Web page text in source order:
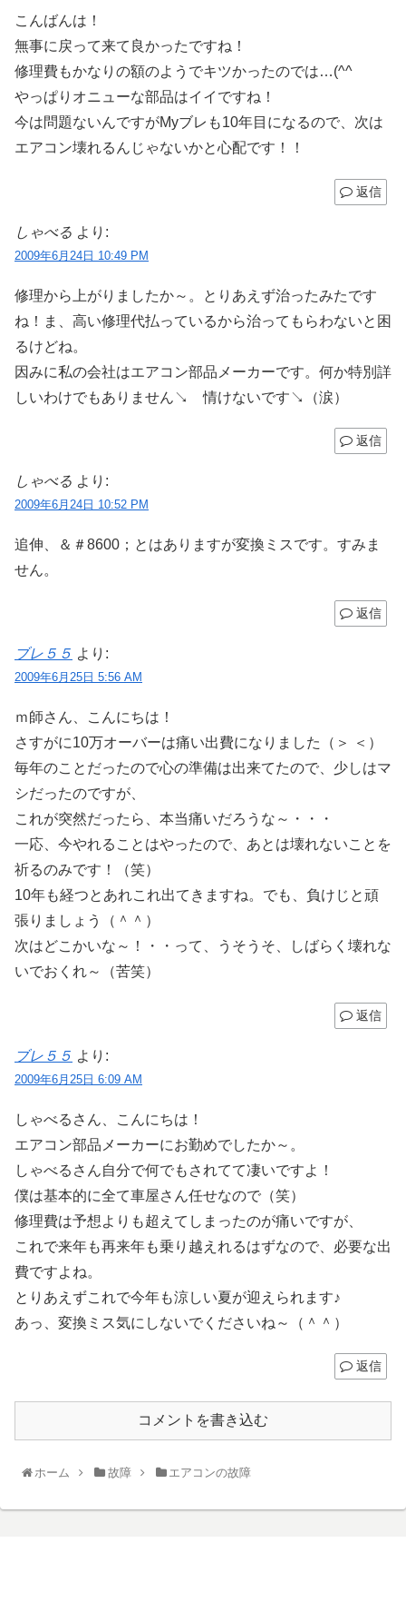
こんばんは！
無事に戻って来て良かったですね！
修理費もかなりの額のようでキツかったのでは…(^^ゞ
やっぱりオニューな部品はイイですね！
今は問題ないんですがMyブレも10年目になるので、次は
エアコン壊れるんじゃないかと心配です！！
返信
しゃべる より:
2009年6月24日 10:49 PM
修理から上がりましたか～。とりあえず治ったみたです
ね！ま、高い修理代払っているから治ってもらわないと困
るけどね。
因みに私の会社はエアコン部品メーカーです。何か特別詳
しいわけでもありません↘ 情けないです↘（涙）
返信
しゃべる より:
2009年6月24日 10:52 PM
追伸、＆＃8600；とはありますが変換ミスです。すみま
せん。
返信
ブレ５５ より:
2009年6月25日 5:56 AM
ｍ師さん、こんにちは！
さすがに10万オーバーは痛い出費になりました（＞ ＜）
毎年のことだったので心の準備は出来てたので、少しはマ
シだったのですが、
これが突然だったら、本当痛いだろうな～・・・
一応、今やれることはやったので、あとは壊れないことを
祈るのみです！（笑）
10年も経つとあれこれ出てきますね。でも、負けじと頑
張りましょう（＾＾）
次はどこかいな～！・・って、うそうそ、しばらく壊れな
いでおくれ～（苦笑）
返信
ブレ５５ より:
2009年6月25日 6:09 AM
しゃべるさん、こんにちは！
エアコン部品メーカーにお勤めでしたか～。
しゃべるさん自分で何でもされてて凄いですよ！
僕は基本的に全て車屋さん任せなので（笑）
修理費は予想よりも超えてしまったのが痛いですが、
これで来年も再来年も乗り越えれるはずなので、必要な出
費ですよね。
とりあえずこれで今年も涼しい夏が迎えられます♪
あっ、変換ミス気にしないでくださいね～（＾＾）
返信
コメントを書き込む
ホーム 故障 エアコンの故障